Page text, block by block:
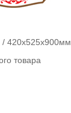
/ 420х525х900мм
товара